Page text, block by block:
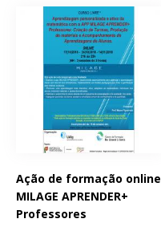
Ação de formação online
MILAGE APRENDER+
Professores